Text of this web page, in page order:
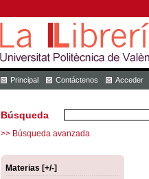
Principal Contáctenos Acceder
Búsqueda
>> Búsqueda avanzada
Materias [+/-]